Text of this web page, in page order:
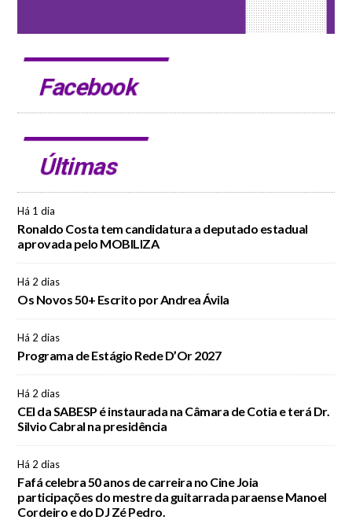
Facebook
Últimas
Há 1 dia
Ronaldo Costa tem candidatura a deputado estadual
aprovada pelo MOBILIZA
Há 2 dias
Os Novos 50+ Escrito por Andrea Ávila
Há 2 dias
Programa de Estágio Rede D’Or 2027
Há 2 dias
CEI da SABESP é instaurada na Câmara de Cotia e terá Dr.
Silvio Cabral na presidência
Há 2 dias
Fafá celebra 50 anos de carreira no Cine Joia
participações do mestre da guitarrada paraense Manoel
Cordeiro e do DJ Zé Pedro.